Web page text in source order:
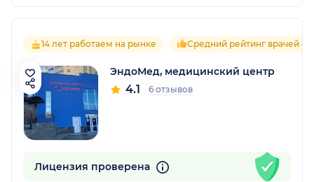
14 лет работаем на рынке Средний рейтинг врачей 4.1
ЭндоМед, медицинский центр
4.1 6 отзывов
Лицензия проверена